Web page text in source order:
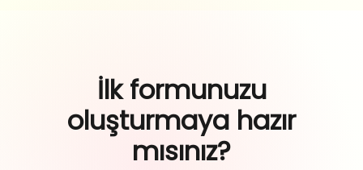
İlk formunuzu
oluşturmaya hazır
mısınız?